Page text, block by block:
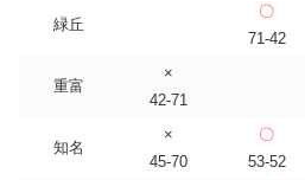
緑丘
〇
71-42
重富
×
42-71
知名
×
45-70
〇
53-52